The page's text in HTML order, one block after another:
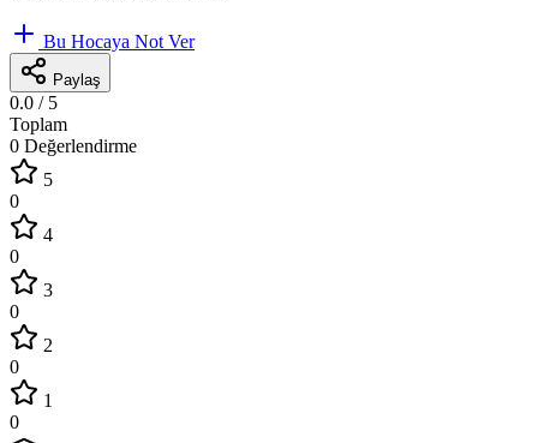
Bu Hocaya Not Ver
Paylaş
0.0 / 5
Toplam
0 Değerlendirme
5
0
4
0
3
0
2
0
1
0